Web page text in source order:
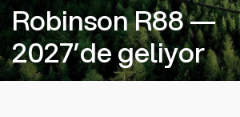
Robinson R88 —
2027’de geliyor